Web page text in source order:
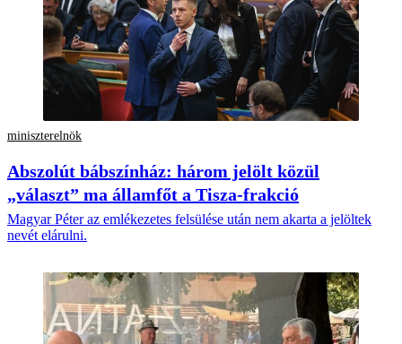
miniszterelnök
Abszolút bábszínház: három jelölt közül
„választ” ma államfőt a Tisza-frakció
Magyar Péter az emlékezetes felsülése után nem akarta a jelöltek
nevét elárulni.